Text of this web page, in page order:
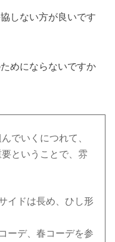
しない方が良いです
めにならないですか
でいくにつれて、
ということで、雰
イドは長め、ひし形
ーデ、春コーデを参